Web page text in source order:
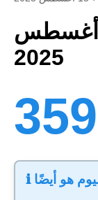
أيام مرت منذ 15 أغسطس
2025